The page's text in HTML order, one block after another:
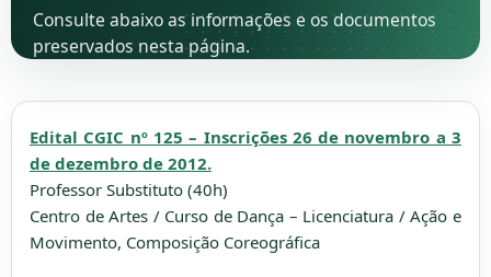
Consulte abaixo as informações e os documentos
preservados nesta página.
Edital CGIC nº 125 – Inscrições 26 de novembro a 3
de dezembro de 2012.
Professor Substituto (40h)
Centro de Artes / Curso de Dança – Licenciatura / Ação e
Movimento, Composição Coreográfica